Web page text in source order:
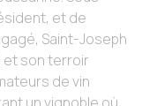
et de
Saint-Joseph
son terroir
de vin
un vignoble où